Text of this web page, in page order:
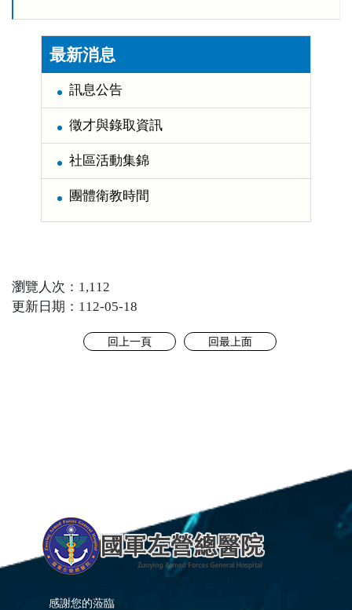
:::
最新消息
訊息公告
徵才與錄取資訊
社區活動集錦
團體衛教時間
瀏覽人次：1,112
更新日期：112-05-18
回上一頁 回最上面
感謝您的蒞臨